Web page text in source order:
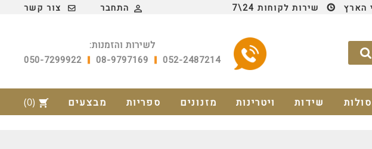
הארץ שירות לקוחות 24\7  התחבר צור קשר
לשירות והזמנות:
052-2487214
08-9797169
050-7299922
shopping_cart
(0) שידות ויטרינות מזנונים ספריות מבצעים